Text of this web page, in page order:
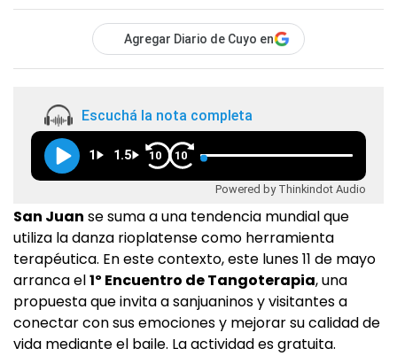
Agregar Diario de Cuyo en
Escuchá la nota completa
1 1.5 10 10
Powered by Thinkindot Audio
San Juan se suma a una tendencia mundial que
utiliza la danza rioplatense como herramienta
terapéutica. En este contexto, este lunes 11 de mayo
arranca el1º Encuentro de Tangoterapia, una
propuesta que invita a sanjuaninos y visitantes a
conectar con sus emociones y mejorar su calidad de
vida mediante el baile. La actividad es gratuita.